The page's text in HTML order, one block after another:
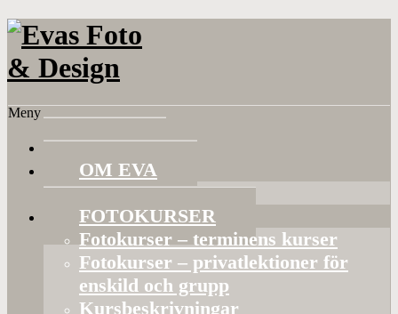
Meny
HEM
OM EVA
Referenser
FOTOKURSER
Fotokurser – terminens kurser
Fotokurser – privatlektioner för
enskild och grupp
Kursbeskrivningar